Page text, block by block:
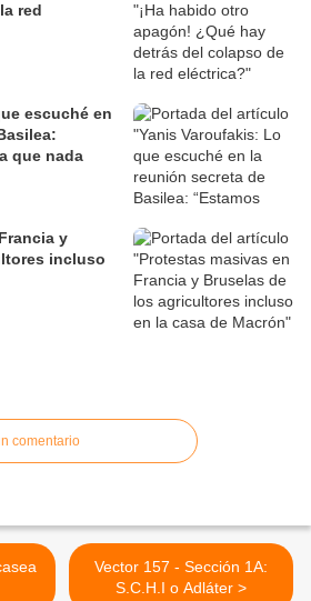
red
escuché en
que nada
y
incluso
comentario
Vector 157 - Sección 1A:
S.C.H.I o Adláter >